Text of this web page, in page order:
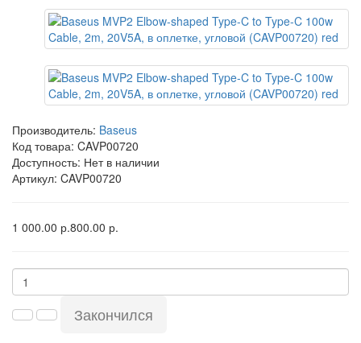
Производитель: Baseus
Код товара: CAVP00720
Доступность: Нет в наличии
Артикул: CAVP00720
1 000.00 р.800.00 р.
Закончился